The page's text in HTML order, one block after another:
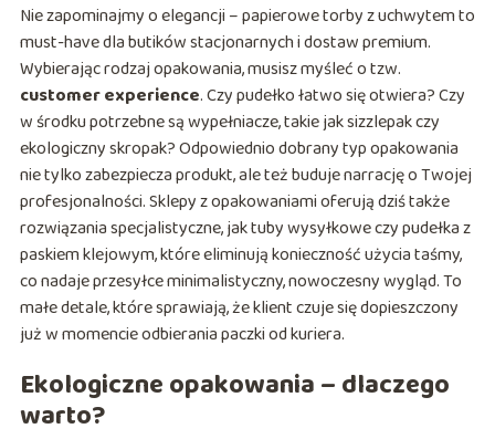
Nie zapominajmy o elegancji – papierowe torby z uchwytem to
must-have dla butików stacjonarnych i dostaw premium.
Wybierając rodzaj opakowania, musisz myśleć o tzw.
customer experience. Czy pudełko łatwo się otwiera? Czy
w środku potrzebne są wypełniacze, takie jak sizzlepak czy
ekologiczny skropak? Odpowiednio dobrany typ opakowania
nie tylko zabezpiecza produkt, ale też buduje narrację o Twojej
profesjonalności. Sklepy z opakowaniami oferują dziś także
rozwiązania specjalistyczne, jak tuby wysyłkowe czy pudełka z
paskiem klejowym, które eliminują konieczność użycia taśmy,
co nadaje przesyłce minimalistyczny, nowoczesny wygląd. To
małe detale, które sprawiają, że klient czuje się dopieszczony
już w momencie odbierania paczki od kuriera.
Ekologiczne opakowania – dlaczego
warto?